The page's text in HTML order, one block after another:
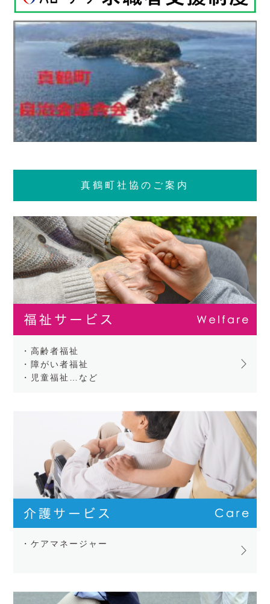
真鶴町社協のご案内
・高齢者福祉
・障がい者福祉
・児童福祉…など
・ケアマネージャー